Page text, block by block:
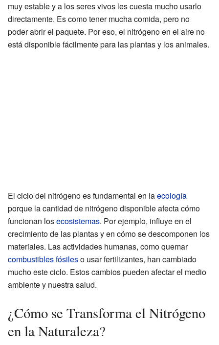
muy estable y a los seres vivos les cuesta mucho usarlo
directamente. Es como tener mucha comida, pero no
poder abrir el paquete. Por eso, el nitrógeno en el aire no
está disponible fácilmente para las plantas y los animales.
El ciclo del nitrógeno es fundamental en laecología
porque la cantidad de nitrógeno disponible afecta cómo
funcionan losecosistemas. Por ejemplo, influye en el
crecimiento de las plantas y en cómo se descomponen los
materiales. Las actividades humanas, como quemar
combustibles fósileso usar fertilizantes, han cambiado
mucho este ciclo. Estos cambios pueden afectar el medio
ambiente y nuestra salud.
¿Cómo se Transforma el Nitrógeno
en la Naturaleza?